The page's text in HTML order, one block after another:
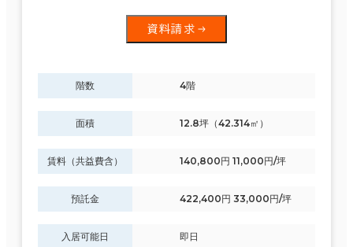
資料請求
階数 4階
面積 12.8坪（42.314㎡）
賃料（共益費含） 140,800円 11,000円/坪
預託金 422,400円 33,000円/坪
入居可能日 即日